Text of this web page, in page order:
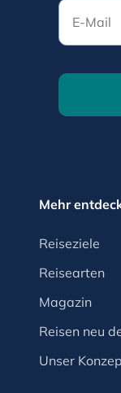
E-Mail
Mehr
Reiseziele
Reisearten
Magazin
Reisen neu
Unser